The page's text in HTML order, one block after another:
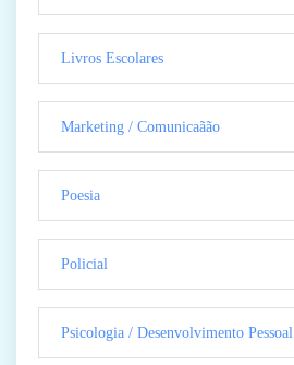
Livros Escolares
Marketing / Comunicaãão
Poesia
Policial
Psicologia / Desenvolvimento Pessoal